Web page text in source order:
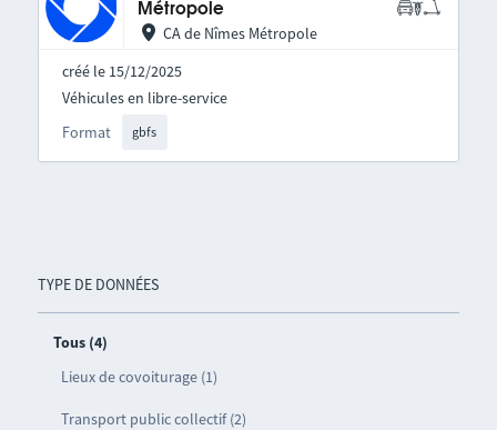
TYPE DE DONNÉES
Tous (4)
Lieux de covoiturage (1)
Transport public collectif (2)
Métropole
CA de Nîmes Métropole
créé le 15/12/2025
Format gbfs
Véhicules en libre-service